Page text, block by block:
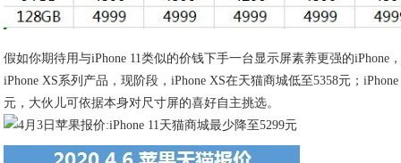
假如你期待用与iPhone 11类似的价钱下手一台显示屏素养更强的iPhone
iPhone XS系列产品，现阶段，iPhone XS在天猫商城低至5358元；
元，大伙儿可依据本身对尺寸屏的喜好自主挑选。